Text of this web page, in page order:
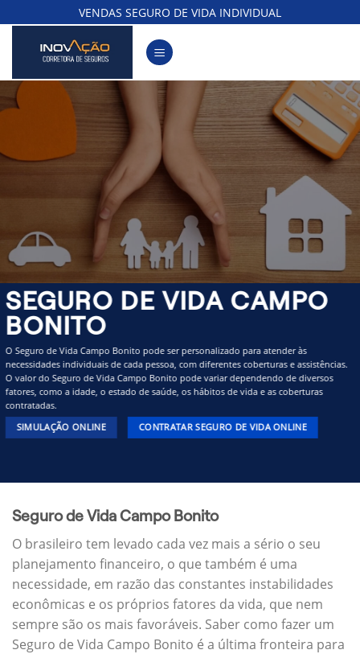
to
content
VENDAS SEGURO DE VIDA INDIVIDUAL
SEGURO DE VIDA CAMPO
BONITO
O Seguro de Vida Campo Bonito pode ser personalizado para atender às
necessidades individuais de cada pessoa, com diferentes coberturas e assistências.
O valor do Seguro de Vida Campo Bonito pode variar dependendo de diversos
fatores, como a idade, o estado de saúde, os hábitos de vida e as coberturas
contratadas.
SIMULAÇÃO ONLINE CONTRATAR SEGURO DE VIDA ONLINE
Seguro de Vida Campo Bonito
O brasileiro tem levado cada vez mais a sério o seu
planejamento financeiro, o que também é uma
necessidade, em razão das constantes instabilidades
econômicas e os próprios fatores da vida, que nem
sempre são os mais favoráveis. Saber como fazer um
Seguro de Vida Campo Bonito é a última fronteira para